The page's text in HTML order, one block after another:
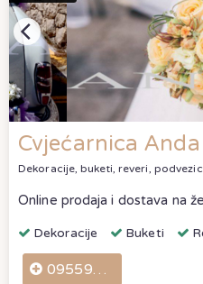
Cvjećarnica Anda
Dekoracije, buketi, reveri,
Dekoracije Buketi
0955931860